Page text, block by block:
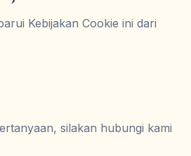
Kebijakan Cookie ini dari
silakan hubungi kami